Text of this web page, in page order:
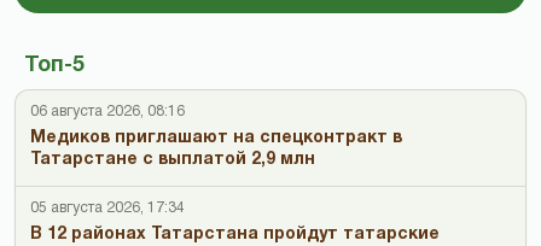
Топ-5
06 августа 2026, 08:16
Медиков приглашают на спецконтракт в
Татарстане с выплатой 2,9 млн
05 августа 2026, 17:34
В 12 районах Татарстана пройдут татарские